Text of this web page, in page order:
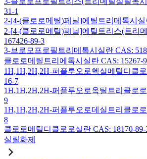
31-1
2-[4-(클로로메틸)페닐]에틸트리메톡시실
2-[4-(클로로메틸)페닐]에틸트리스(트리
167426-89-3
3-브로모프로필트리메톡시실란 CAS:
클로로메틸트리에톡시실란 CAS: 15267-
1H,1H,2H,2H-퍼플루오로헥실메틸디클
16-7
1H,1H,2H,2H-퍼플루오로옥틸트리클로
9
1H,1H,2H,2H-퍼플루오로데실트리클로
8
클로로메틸디클로로실란 CAS: 18170-89-
실릴화제